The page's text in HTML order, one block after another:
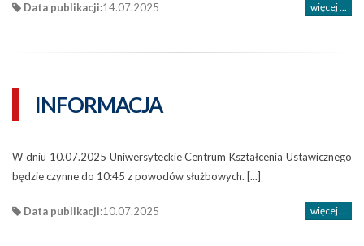
Data publikacji:14.07.2025 więcej ...
INFORMACJA
W dniu 10.07.2025 Uniwersyteckie Centrum Kształcenia Ustawicznego
będzie czynne do 10:45 z powodów służbowych. [...]
Data publikacji:10.07.2025 więcej ...